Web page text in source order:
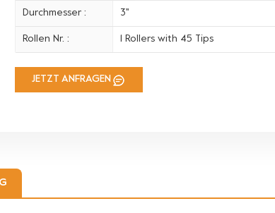
Durchmesser : 3''
Rollen Nr. : 1 Rollers with 45 Tips
JETZT ANFRAGEN